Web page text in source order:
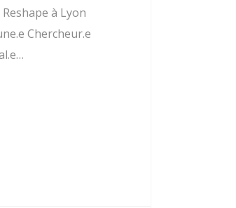
à Lyon
Chercheur.e